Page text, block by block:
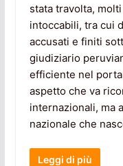
stata travolta,
intoccabili, tra cui
accusati e finiti
giudiziario
efficiente nel
aspetto che va
internazionali, ma
nazionale che
Leggi di più